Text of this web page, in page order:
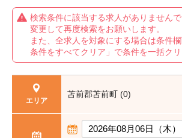
検索条件に該当する求人がありません
変更して再度検索をお願いします。
また、全求人を対象にする場合は条件
条件をすべてクリア」で条件を一括クリ
エリア
苫前郡苫前町 (0)